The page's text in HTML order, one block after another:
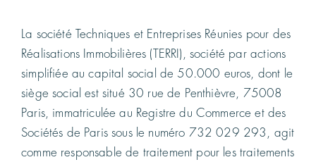
La société Techniques et Entreprises Réunies pour des
Réalisations Immobilières (TERRI), société par actions
simplifiée au capital social de 50.000 euros, dont le
siège social est situé 30 rue de Penthièvre, 75008
Paris, immatriculée au Registre du Commerce et des
Sociétés de Paris sous le numéro 732 029 293, agit
comme responsable de traitement pour les traitements